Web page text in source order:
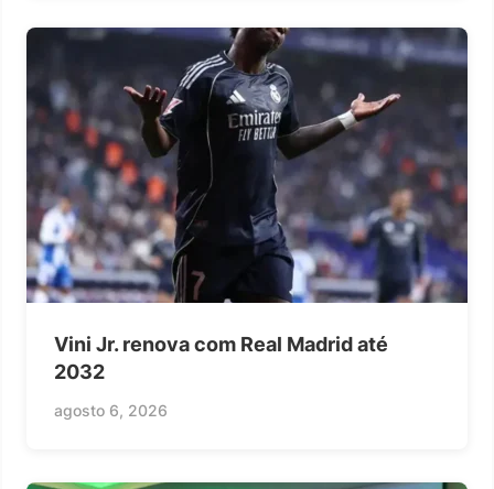
Vini Jr. renova com Real Madrid até
2032
agosto 6, 2026